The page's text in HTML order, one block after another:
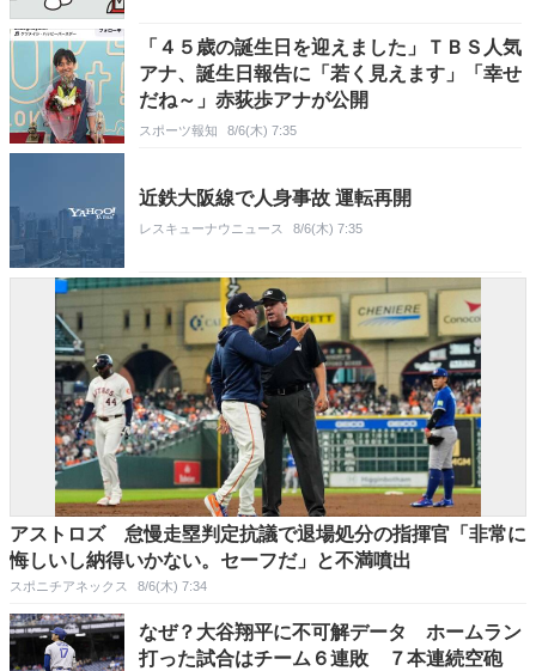
「４５歳の誕生日を迎えました」ＴＢＳ人気
アナ、誕生日報告に「若く見えます」「幸せ
だね～」赤荻歩アナが公開
スポーツ報知 8/6(木) 7:35
近鉄大阪線で人身事故 運転再開
レスキューナウニュース 8/6(木) 7:35
アストロズ 怠慢走塁判定抗議で退場処分の指揮官「非常に
悔しいし納得いかない。セーフだ」と不満噴出
スポニチアネックス 8/6(木) 7:34
なぜ？大谷翔平に不可解データ ホームラン
打った試合はチーム６連敗 ７本連続空砲